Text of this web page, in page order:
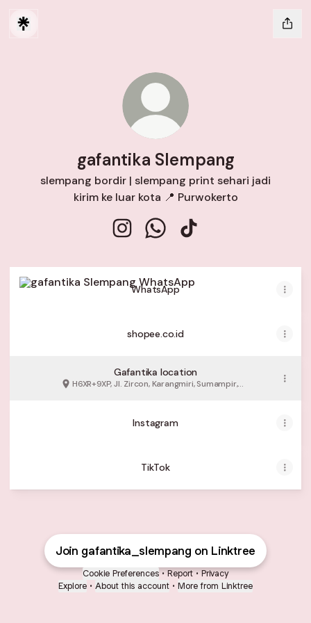
gafantika Slempang
slempang bordir | slempang print sehari jadi
kirim ke luar kota 📍 Purwokerto
WhatsApp
WhatsApp
shopee.co.id
Gafantika location
H6XR+9XP, Jl. Zircon, Karangmiri, Sumampir,
Instagram
TikTok
Join gafantika_slempang on Linktree
Cookie Preferences • Report • Privacy
Explore • About this account • More from Linktree